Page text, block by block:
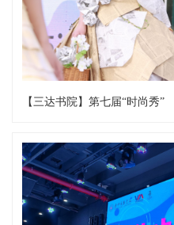
【三达书院】第七届“时尚秀”